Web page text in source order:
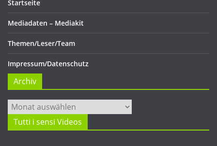
Startseite
Mediadaten – Mediakit
Themen/Leser/Team
Impressum/Datenschutz
Archiv
Archiv
Tutti i sensi Videos